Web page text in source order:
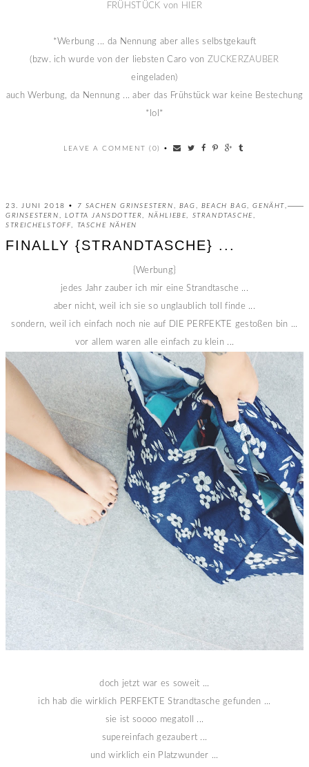
FRÜHSTÜCK von HIER
*Werbung ... da Nennung aber alles selbstgekauft
(bzw. ich wurde von der liebsten Caro von ZUCKERZAUBER
eingeladen)
auch Werbung, da Nennung ... aber das Frühstück war keine Bestechung
*lol*
LEAVE A COMMENT (0) •
23. JUNI 2018 • 7 SACHEN GRINSESTERN BAG BEACH BAG ,GENÄHT
GRINSESTERN
LOTTA JANSDOTTER NÄHLIEBE STRANDTASCHE
STREICHELSTOFF
TASCHE NÄHEN
FINALLY {STRANDTASCHE} ...
{Werbung}
jedes Jahr zauber ich mir eine Strandtasche ...
aber nicht, weil ich sie so unglaublich toll finde ...
sondern, weil ich einfach noch nie auf DIE PERFEKTE gestoßen bin ...
vor allem waren alle einfach zu klein ...
doch jetzt war es soweit ...
ich hab die wirklich PERFEKTE Strandtasche gefunden ...
sie ist soooo megatoll ...
supereinfach gezaubert ...
und wirklich ein Platzwunder ...